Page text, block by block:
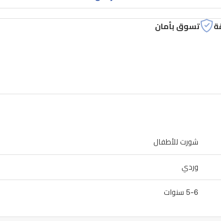
تسوق بأمان
شورت للأطفال
وردي
5-6 سنوات